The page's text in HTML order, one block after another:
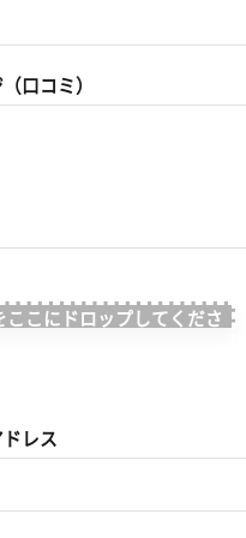
口コミ）
こにドロップしてくださ
レス